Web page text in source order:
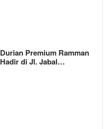
Durian Premium Ramman
Hadir di Jl. Jabal…